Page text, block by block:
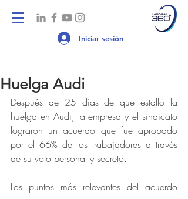
Iniciar sesión
Huelga Audi
Después de 25 días de que estalló la
huelga en Audi, la empresa y el sindicato
lograron un acuerdo que fue aprobado
por el 66% de los trabajadores a través
de su voto personal y secreto.
Los puntos más relevantes del acuerdo